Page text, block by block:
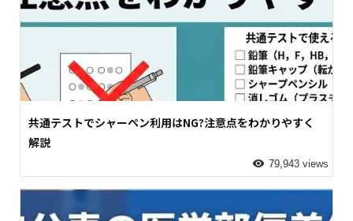
共通テストでシャーペン利用はNG?注意点をわかりやすく
解説
79,943 views